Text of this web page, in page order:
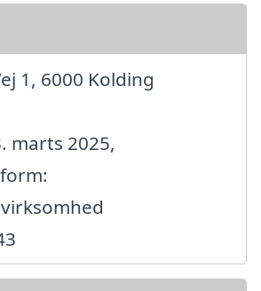
1, 6000 Kolding
marts 2025,